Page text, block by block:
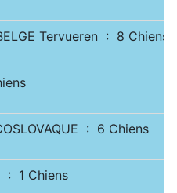
Tervueren : 8 Chiens
: 6 Chiens
: 1 Chiens